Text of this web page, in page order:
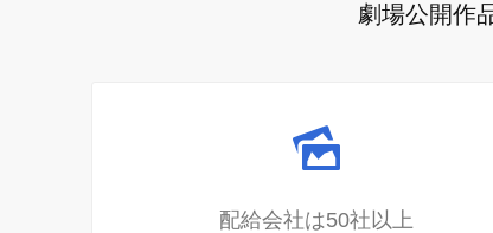
劇場公開作
配給会社は50社以上